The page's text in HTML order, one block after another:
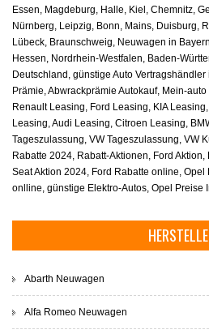
Essen, Magdeburg, Halle, Kiel, Chemnitz,
Nürnberg, Leipzig, Bonn, Mains, Duisburg,
Lübeck, Braunschweig, Neuwagen in
Hessen, Nordrhein-Westfalen, Baden-
Deutschland, günstige Auto
Prämie, Abwrackprämie Autokauf, Mein-
Renault Leasing, Ford Leasing, KIA
Leasing, Audi Leasing, Citroen Leasing,
Tageszulassung, VW Tageszulassung, VW
Rabatte 2024, Rabatt-Aktionen, Ford
Seat Aktion 2024, Ford Rabatte online,
onlline, günstige Elektro-Autos, Opel Preise
Abarth Neuwagen
Alfa Romeo Neuwagen